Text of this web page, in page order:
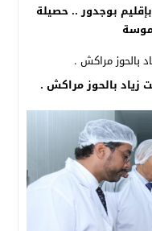
بوجدور .. حصيلة
زياد بالحوز مراكش .